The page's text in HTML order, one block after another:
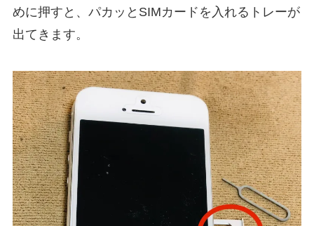
めに押すと、パカッとSIMカードを入れるトレーが
出てきます。